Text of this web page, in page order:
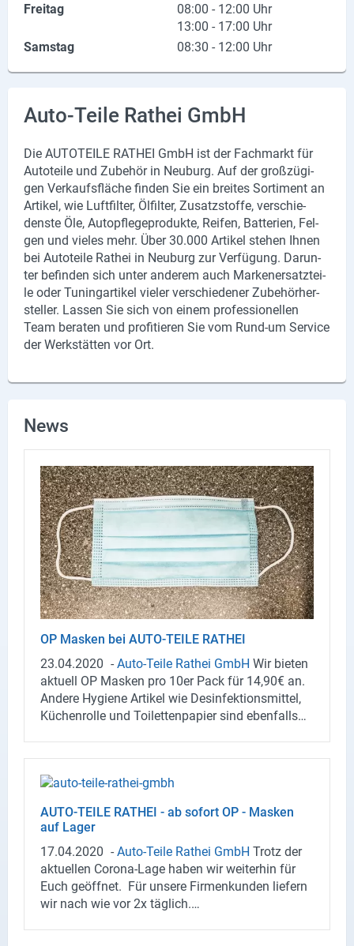
Freitag
08:00 - 12:00 Uhr
13:00 - 17:00 Uhr
Samstag
08:30 - 12:00 Uhr
Auto-Teile Rathei GmbH
Die AU­TO­TEI­LE RAT­HEI GmbH ist der Fach­markt für
Au­to­tei­le und Zu­be­hör in Neu­burg. Auf der groß­zü­gi­
gen Ver­kaufs­flä­che fin­den Sie ein brei­tes Sor­ti­ment an
Ar­ti­kel, wie Luft­fil­ter, Öl­fil­ter, Zu­satz­stof­fe, ver­schie­
dens­te Öle, Au­to­pfle­ge­pro­duk­te, Rei­fen, Bat­te­rien, Fel­
gen und vie­les mehr. Über 30.000 Ar­ti­kel ste­hen Ihnen
bei Au­to­tei­le Rat­hei in Neu­burg zur Ver­fü­gung. Dar­un­
ter be­fin­den sich unter an­de­rem auch Mar­ken­er­satz­tei­
le oder Tu­ning­ar­ti­kel vie­ler ver­schie­de­ner Zu­be­hör­her­
stel­ler. Las­sen Sie sich von einem pro­fes­sio­nel­len
Team be­ra­ten und pro­fi­tie­ren Sie vom Rund-​um Ser­vice
der Werk­stät­ten vor Ort.
News
OP Mas­ken bei AUTO-​TEILE RAT­HEI
23.04.2020 - Auto-​Teile Rat­hei GmbH Wir bie­ten
ak­tu­ell OP Mas­ken pro 10er Pack für 14,90€ an.
An­de­re Hy­gie­ne Ar­ti­kel wie Des­in­fek­ti­ons­mit­tel,
Kü­chen­rol­le und Toi­let­ten­pa­pier sind eben­falls
AUTO-​TEILE RAT­HEI - ab so­fort OP - Mas­ken
auf Lager
17.04.2020 - Auto-​Teile Rat­hei GmbH Trotz der
ak­tu­el­len Corona-​Lage haben wir wei­ter­hin für
Euch ge­öff­net. Für un­se­re Fir­men­kun­den lie­fern
wir nach wie vor 2x täg­lich.